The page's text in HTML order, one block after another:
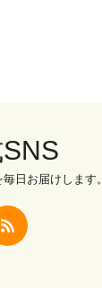
日お届けします。